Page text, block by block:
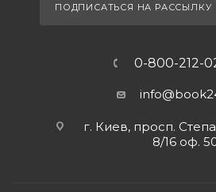
ПОДПИСАТЬСЯ НА РАССЫЛКУ
0-800-212-
г. Киев, просп.
8/16 оф.